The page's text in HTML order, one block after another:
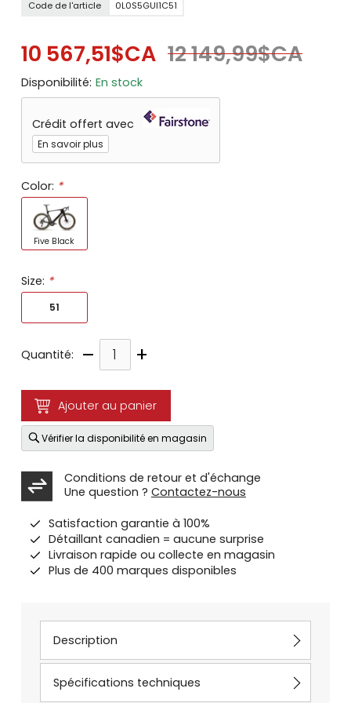
Code de l'article 0L0S5GUI1C51
10 567,51$CA 12 149,99$CA
Disponibilité: En stock
Crédit offert avec
En savoir plus
Color: *
Five Black
Size: *
51
Quantité: – +
Ajouter au panier
Vérifier la disponibilité en magasin
Conditions de retour et d'échange
Une question ? Contactez-nous
Satisfaction garantie à 100%
Détaillant canadien = aucune surprise
Livraison rapide ou collecte en magasin
Plus de 400 marques disponibles
Description
Spécifications techniques